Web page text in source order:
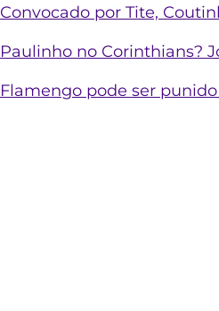
Convocado por Tite,
Paulinho no Corinthians?
Flamengo pode ser